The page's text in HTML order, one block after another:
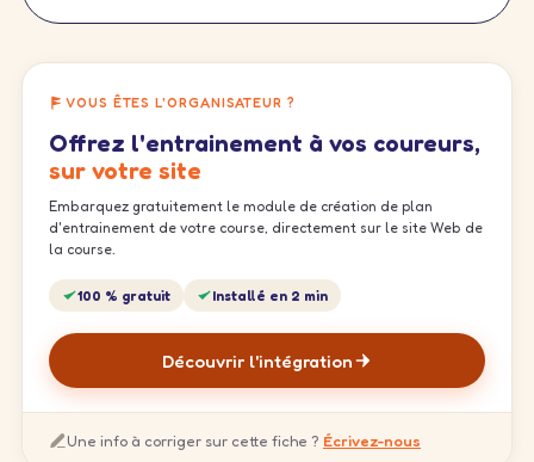
VOUS ÊTES L'ORGANISATEUR ?
Offrez l'entrainement à vos coureurs,
sur votre site
Embarquez gratuitement le module de création de plan
d'entrainement de votre course, directement sur le site Web de
la course.
100 % gratuit Installé en 2 min
Découvrir l'intégration
Une info à corriger sur cette fiche ? Écrivez-nous